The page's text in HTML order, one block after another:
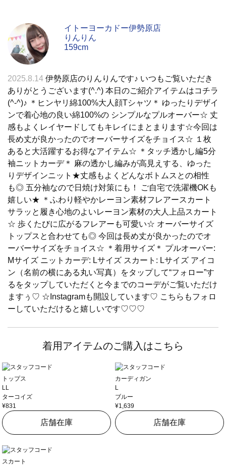
イトーヨーカドー伊勢原店
りんりん
159cm
2025.8.14 伊勢原店のりんりんです♪ いつもご覧いただき
ありがとうございます(^.^) 本日のご紹介アイテムはコチラ
(^-^)♪ ＊ヒンヤリ綿100%大人顔Tシャツ＊ ゆったりデザイ
ンで着心地の良い綿100%の シンプルなプルオーバー☆ 丈
感もよくレイヤードしてもキレイにまとまります☆今回は
長め丈が良かったのでオーバーサイズをチョイス☆ １枚
あると大活躍するお得なアイテム☆ ＊タッチ透かし編5分
袖ニットカーデ＊ 麻の透かし編みが高見えする、ゆった
りデザインニット★丈感もよくどんなボトムスとの相性
も◎ 五分袖なので日焼け対策にも！ ご自宅で洗濯機OKも
嬉しい★ ＊ふわり軽やかレーヨン素材フレアースカート
サラッと履き心地のよいレーヨン素材の大人上品スカート
☆ 歩くたびに広がるフレアーも可愛い☆ オーバーサイズ
トップスと合わせても◎ 今回は長め丈が良かったのでオ
ーバーサイズをチョイス☆ ＊着用サイズ＊ プルオーバー:
Mサイズ ニットカーデ: Lサイズ スカート: Lサイズ アイコ
ン（名前の横にある丸い写真）をタップして“フォロー”す
るをタップしていただくと今までのコーデがご覧いただけ
ますぅ♡ ☆Instagramも開設しています♡ こちらもフォロ
ーしていただけると嬉しいです♡♡♡
着用アイテムのご購入はこちら
トップス
LL
ターコイズ
¥831
店舗在庫
カーディガン
L
ブルー
¥1,639
店舗在庫
スカート